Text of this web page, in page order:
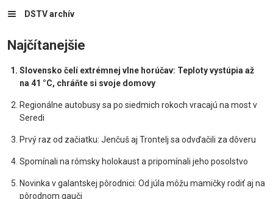
DSTV archív
Najčítanejšie
Slovensko čelí extrémnej vlne horúčav: Teploty vystúpia až
na 41 °C, chráňte si svoje domovy
Regionálne autobusy sa po siedmich rokoch vracajú na most v
Seredi
Prvý raz od začiatku: Jenčuš aj Trontelj sa odvďačili za dôveru
Spomínali na rómsky holokaust a pripomínali jeho posolstvo
Novinka v galantskej pôrodnici: Od júla môžu mamičky rodiť aj na
pôrodnom gauči